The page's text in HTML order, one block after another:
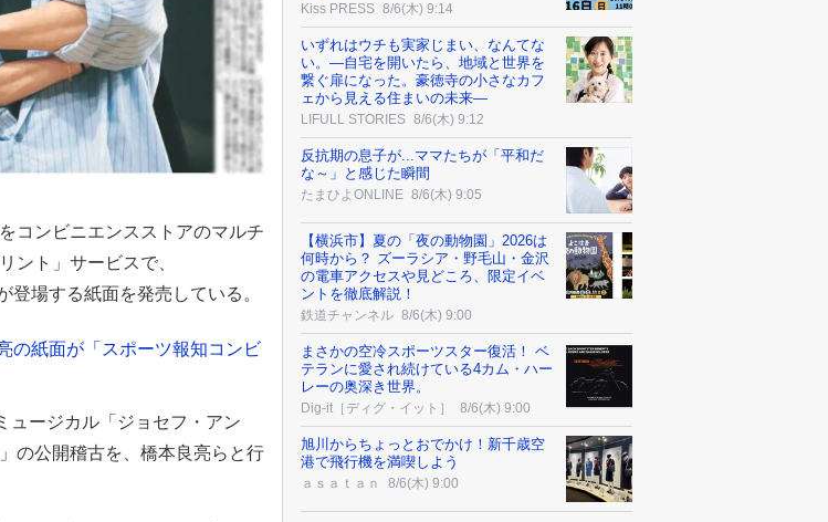
コンビニエンスストアのマルチ
ント」サービスで、
場する紙面を発売している。
の紙面が「スポーツ報知コンビ
ュージカル「ジョセフ・アン
の公開稽古を、橋本良亮らと行
Kiss PRESS 8/6(木) 9:14
いずれはウチも実家じまい、なんてな
い。―自宅を開いたら、地域と世界を
繋ぐ扉になった。豪徳寺の小さなカフ
ェから見える住まいの未来―
LIFULL STORIES 8/6(木) 9:12
反抗期の息子が...ママたちが「平和だ
な～」と感じた瞬間
たまひよONLINE 8/6(木) 9:05
【横浜市】夏の「夜の動物園」2026は
何時から？ ズーラシア・野毛山・金沢
の電車アクセスや見どころ、限定イベ
ントを徹底解説！
鉄道チャンネル 8/6(木) 9:00
まさかの空冷スポーツスター復活！ ベ
テランに愛され続けている4カム・ハー
レーの奥深き世界。
Dig-it［ディグ・イット］ 8/6(木) 9:00
旭川からちょっとおでかけ！新千歳空
港で飛行機を満喫しよう
ａｓａｔａｎ 8/6(木) 9:00